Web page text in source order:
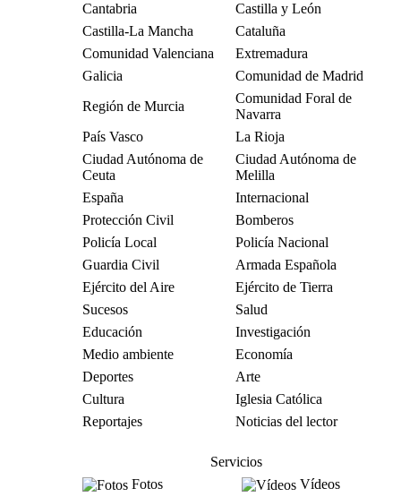
Cantabria
Castilla y León
Castilla-La Mancha
Cataluña
Comunidad Valenciana
Extremadura
Galicia
Comunidad de Madrid
Región de Murcia
Comunidad Foral de
Navarra
País Vasco
La Rioja
Ciudad Autónoma de
Ceuta
Ciudad Autónoma de
Melilla
España
Internacional
Protección Civil
Bomberos
Policía Local
Policía Nacional
Guardia Civil
Armada Española
Ejército del Aire
Ejército de Tierra
Sucesos
Salud
Educación
Investigación
Medio ambiente
Economía
Deportes
Arte
Cultura
Iglesia Católica
Reportajes
Noticias del lector
Servicios
Fotos
Vídeos